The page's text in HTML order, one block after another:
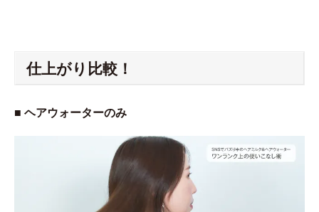
仕上がり比較！
■ ヘアウォーターのみ